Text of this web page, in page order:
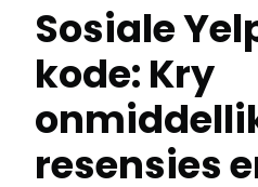
Sosiale
kode: Kry
resensies